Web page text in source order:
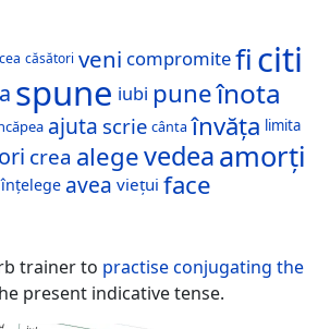
căsători veni compromiteficiti
spune iubi puneînota
ajuta scrie cânta învăța limita
crea alegevedeaamorți
înțelege avea viețui face
trainer to practise conjugating the
present indicative tense.